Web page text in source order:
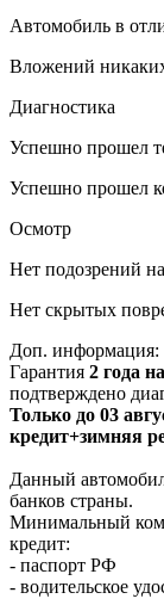
Автомобиль в
Вложений
Диагностика
Успешно прошел
Успешно прошел
Осмотр
Нет подозрений
Нет скрытых
Доп. информация:
Гарантия 2 года
подтверждено
Только до 03
кредит+зимняя
Данный
банков страны.
Минимальный
кредит:
- паспорт РФ
- водительское